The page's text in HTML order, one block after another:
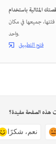
جميعها في مكان
واحد.
فتح التطبيق
هذه الصفحة مفيدة؟
نعم، شكرًا